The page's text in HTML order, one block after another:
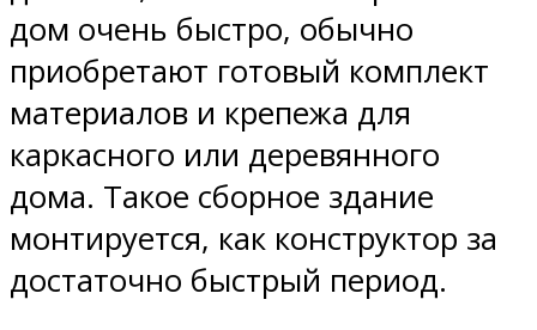
дом очень быстро, обычно
приобретают готовый комплект
материалов и крепежа для
каркасного или деревянного
дома. Такое сборное здание
монтируется, как конструктор за
достаточно быстрый период.